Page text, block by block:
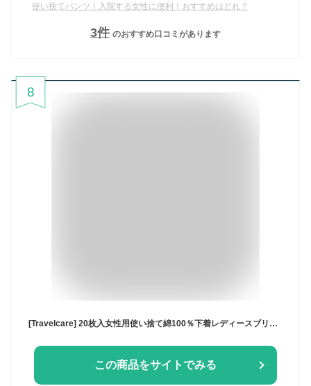
使い捨てパンツ｜入院する女性に便利！おすすめはどれ？
3件 のおすすめ口コミがあります
8
この商品をサイトでみる